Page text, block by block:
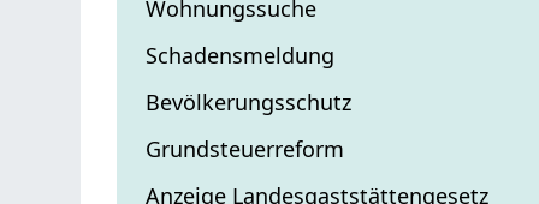
Wohnungssuche
Schadensmeldung
Bevölkerungsschutz
Grundsteuerreform
Anzeige Landesgaststättengesetz